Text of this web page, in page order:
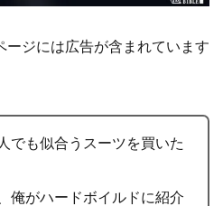
ージには広告が含まれています
でも似合うスーツを買いた
俺がハードボイルドに紹介